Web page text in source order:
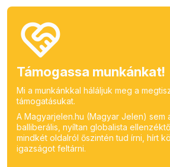
Támogassa munkánkat!
Mi a munkánkkal háláljuk meg a
támogatásukat.
A Magyarjelen.hu (Magyar Jelen) sem
balliberális, nyíltan globalista
mindkét oldalról őszintén tud írni, hírt
igazságot feltárni.